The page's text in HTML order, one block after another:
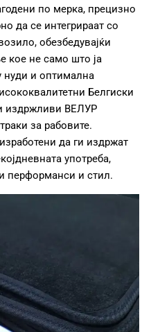
по мерка, прецизно
да се интегрираат со
обезбедувајќи
кое не само што ја
нуди и оптимална
Белгиски
издржливи ВЕЛУР
за рабовите.
да ги издржат
употреба,
перформанси и стил.